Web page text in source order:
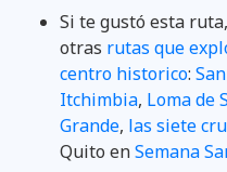
Si te gustó esta
otras rutas que
centro historico:
Itchimbia, Loma de
Grande, las siete
Quito enSemana